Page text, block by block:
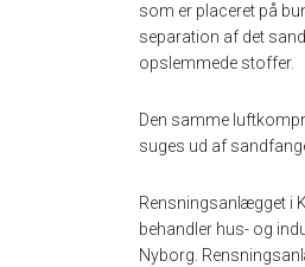
som er placeret på
separation af det
opslemmede stoffer.
Den samme
suges ud af
Rensningsanlægget i
behandler hus- og
Nyborg.